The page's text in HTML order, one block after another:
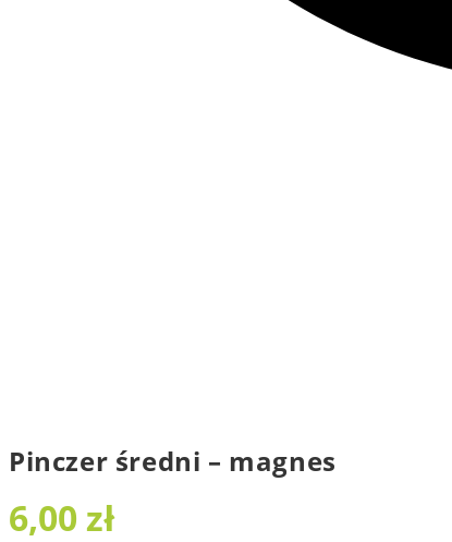
Pinczer średni – magnes
6,00 zł